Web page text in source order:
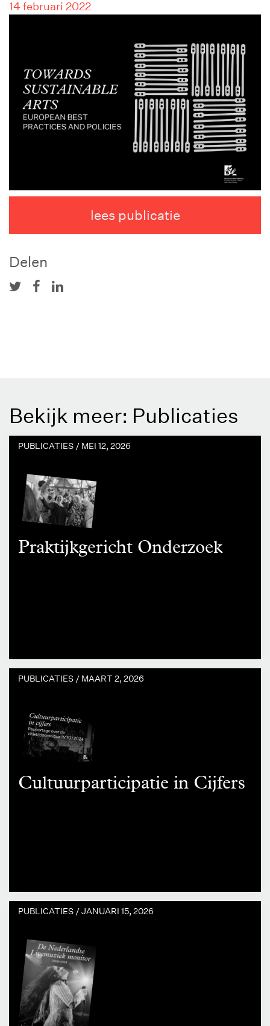
14 februari 2022
lees publicatie
Delen
Bekijk meer: Publicaties
PUBLICATIES / MEI 12, 2026
Praktijkgericht Onderzoek
PUBLICATIES / MAART 2, 2026
Cultuurparticipatie in Cijfers
PUBLICATIES /JANUARI 15, 2026